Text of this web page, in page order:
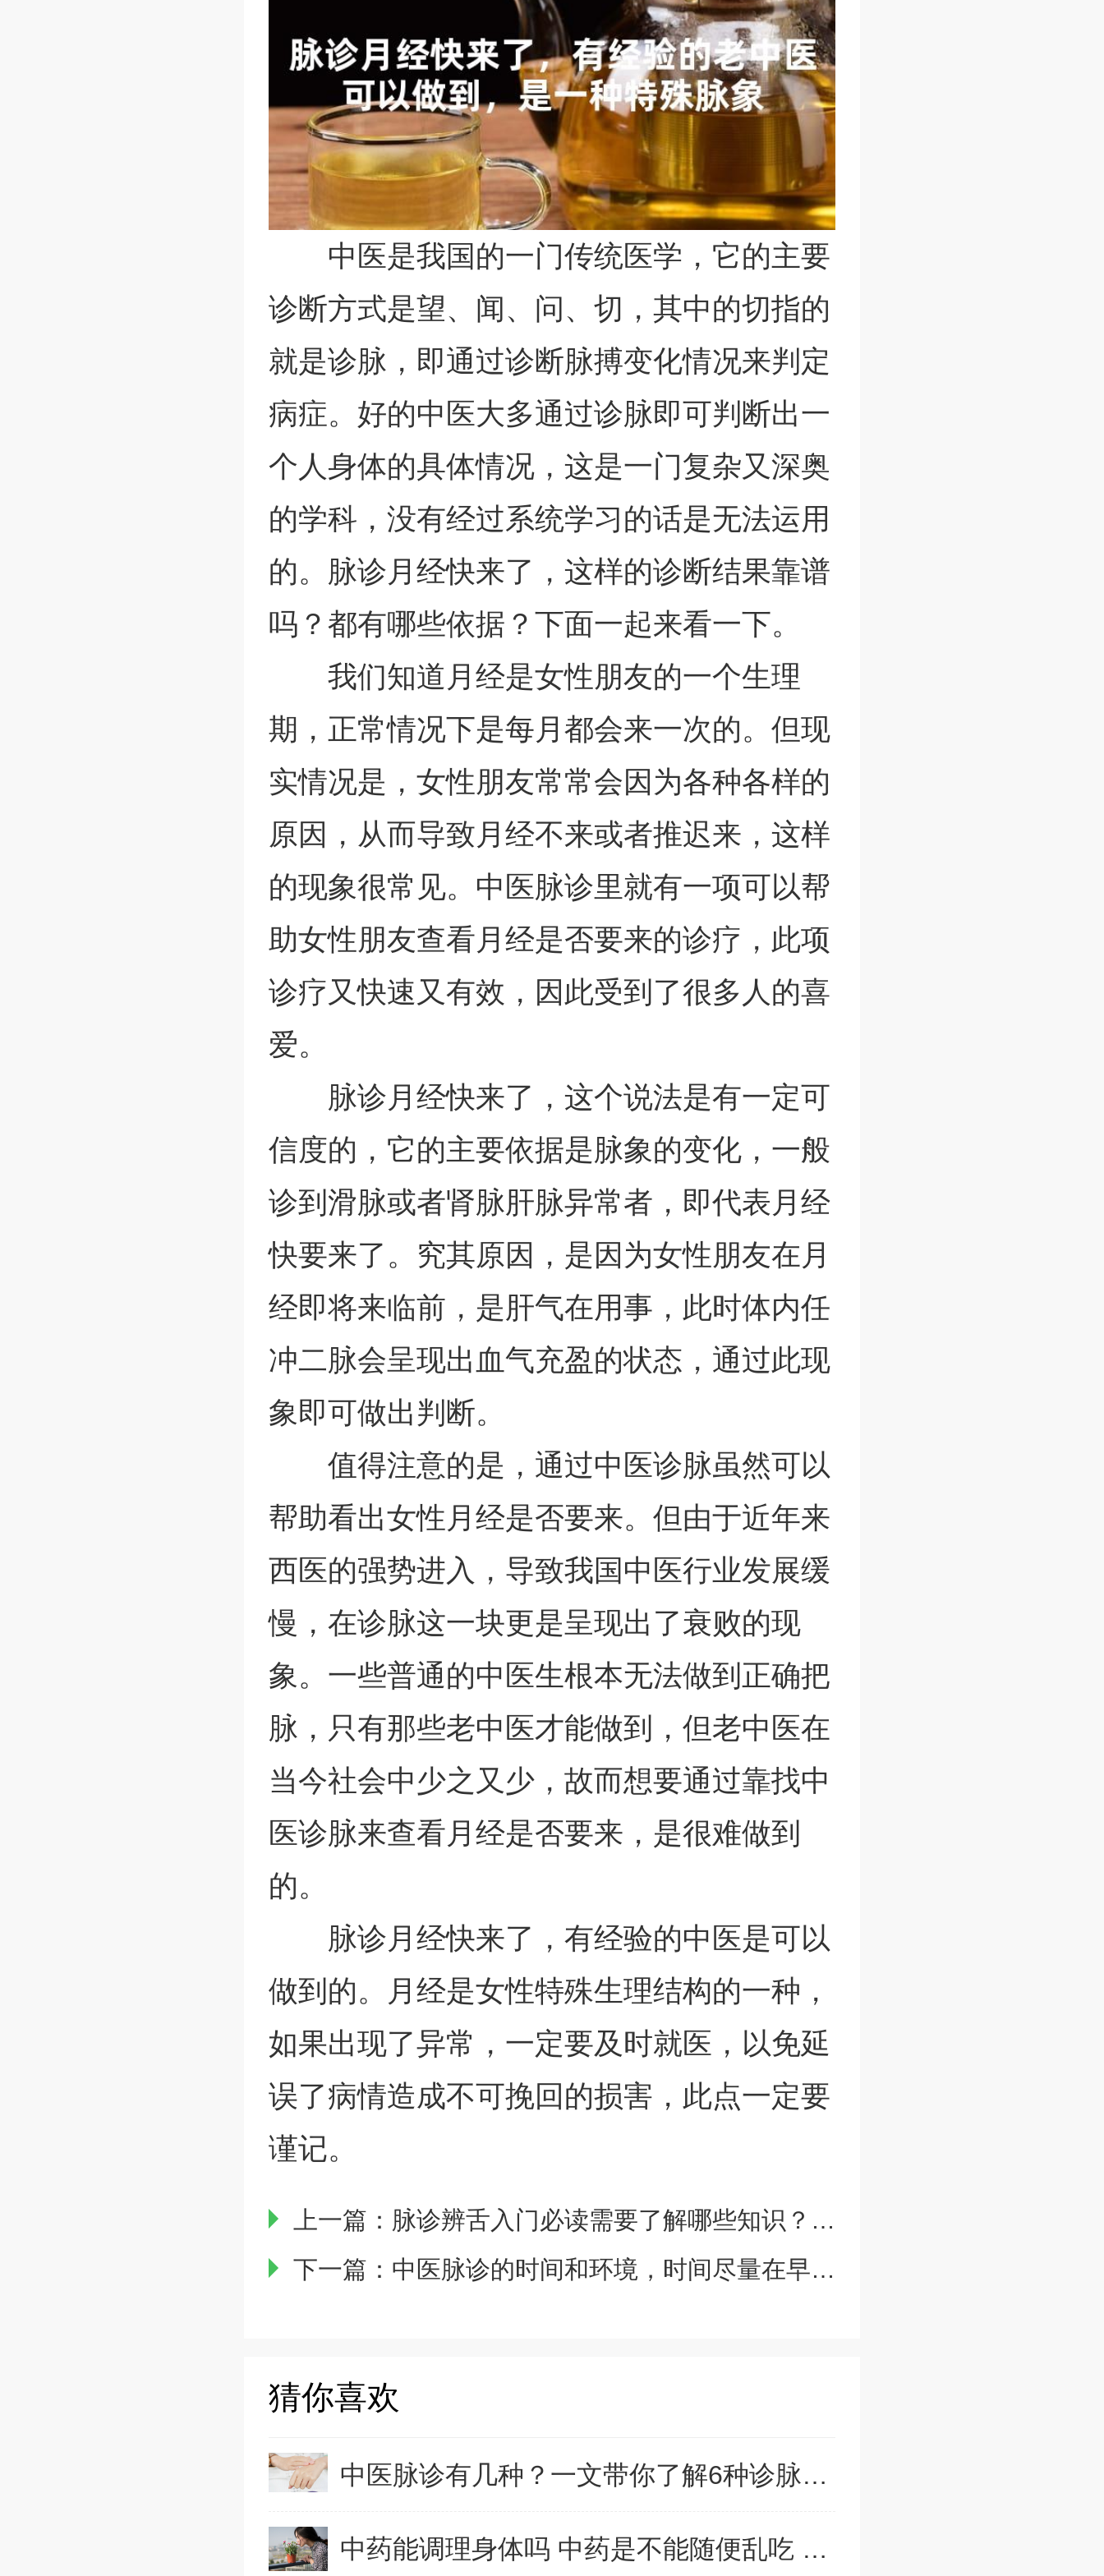
中医是我国的一门传统医学，它的主要
诊断方式是望、闻、问、切，其中的切指的
就是诊脉，即通过诊断脉搏变化情况来判定
病症。好的中医大多通过诊脉即可判断出一
个人身体的具体情况，这是一门复杂又深奥
的学科，没有经过系统学习的话是无法运用
的。脉诊月经快来了，这样的诊断结果靠谱
吗？都有哪些依据？下面一起来看一下。
我们知道月经是女性朋友的一个生理
期，正常情况下是每月都会来一次的。但现
实情况是，女性朋友常常会因为各种各样的
原因，从而导致月经不来或者推迟来，这样
的现象很常见。中医脉诊里就有一项可以帮
助女性朋友查看月经是否要来的诊疗，此项
诊疗又快速又有效，因此受到了很多人的喜
爱。
脉诊月经快来了，这个说法是有一定可
信度的，它的主要依据是脉象的变化，一般
诊到滑脉或者肾脉肝脉异常者，即代表月经
快要来了。究其原因，是因为女性朋友在月
经即将来临前，是肝气在用事，此时体内任
冲二脉会呈现出血气充盈的状态，通过此现
象即可做出判断。
值得注意的是，通过中医诊脉虽然可以
帮助看出女性月经是否要来。但由于近年来
西医的强势进入，导致我国中医行业发展缓
慢，在诊脉这一块更是呈现出了衰败的现
象。一些普通的中医生根本无法做到正确把
脉，只有那些老中医才能做到，但老中医在
当今社会中少之又少，故而想要通过靠找中
医诊脉来查看月经是否要来，是很难做到
的。
脉诊月经快来了，有经验的中医是可以
做到的。月经是女性特殊生理结构的一种，
如果出现了异常，一定要及时就医，以免延
误了病情造成不可挽回的损害，此点一定要
谨记。
上一篇： 脉诊辨舌入门必读需要了解哪些知识？真的是博大精深
下一篇： 中医脉诊的时间和环境，时间尽量在早晨，环境需要安静
猜你喜欢
中医脉诊有几种？一文带你了解6种诊脉方法
中药能调理身体吗 中药是不能随便乱吃 需要在医